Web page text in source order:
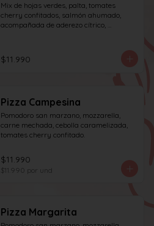
Mix de hojas verdes, palta, tomates
cherry confitados, salmón ahumado,
acompañada de aderezo cítrico,
$11.990
Pizza Campesina
Pomodoro san marzano, mozzarella,
carne mechada, cebolla caramelizada,
tomates cherry confitado.
$11.990
$11.990 por und
Pizza Margarita